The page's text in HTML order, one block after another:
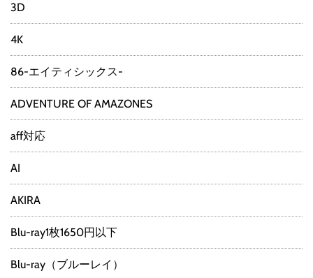
3D
4K
86-エイティシックス-
ADVENTURE OF AMAZONES
aff対応
AI
AKIRA
Blu-ray1枚1650円以下
Blu-ray（ブルーレイ）